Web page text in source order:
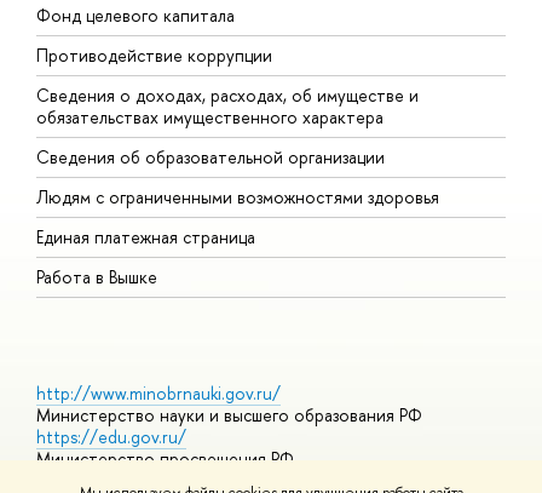
Фонд целевого капитала
Противодействие коррупции
Сведения о доходах, расходах, об имуществе и
обязательствах имущественного характера
Сведения об образовательной организации
Людям с ограниченными возможностями здоровья
Единая платежная страница
Работа в Вышке
http://www.minobrnauki.gov.ru/
Министерство науки и высшего образования РФ
https://edu.gov.ru/
Министерство просвещения РФ